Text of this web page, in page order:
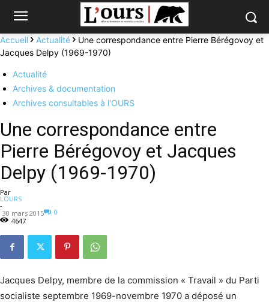
Accueil Actualité
Une correspondance entre Pierre Bérégovoy et
Jacques Delpy (1969-1970)
Actualité
Archives & documentation
Archives consultables à l'OURS
Une correspondance entre
Pierre Bérégovoy et Jacques
Delpy (1969-1970)
Par
LOURS
-
30 mars 2015
0
4647
Jacques Delpy, membre de la commission « Travail » du Parti
socialiste septembre 1969-novembre 1970 a déposé un